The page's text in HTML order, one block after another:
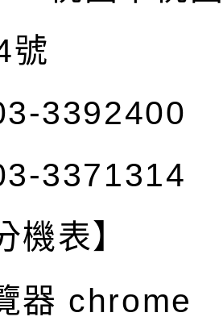
號
3392400
3371314
機表】
器 chrome